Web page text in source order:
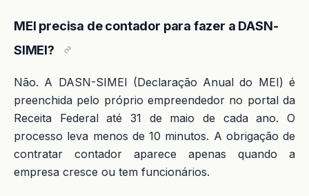
MEI precisa de contador para fazer a DASN-
SIMEI?
Não. A DASN-SIMEI (Declaração Anual do MEI) é
preenchida pelo próprio empreendedor no portal da
Receita Federal até 31 de maio de cada ano. O
processo leva menos de 10 minutos. A obrigação de
contratar contador aparece apenas quando a
empresa cresce ou tem funcionários.